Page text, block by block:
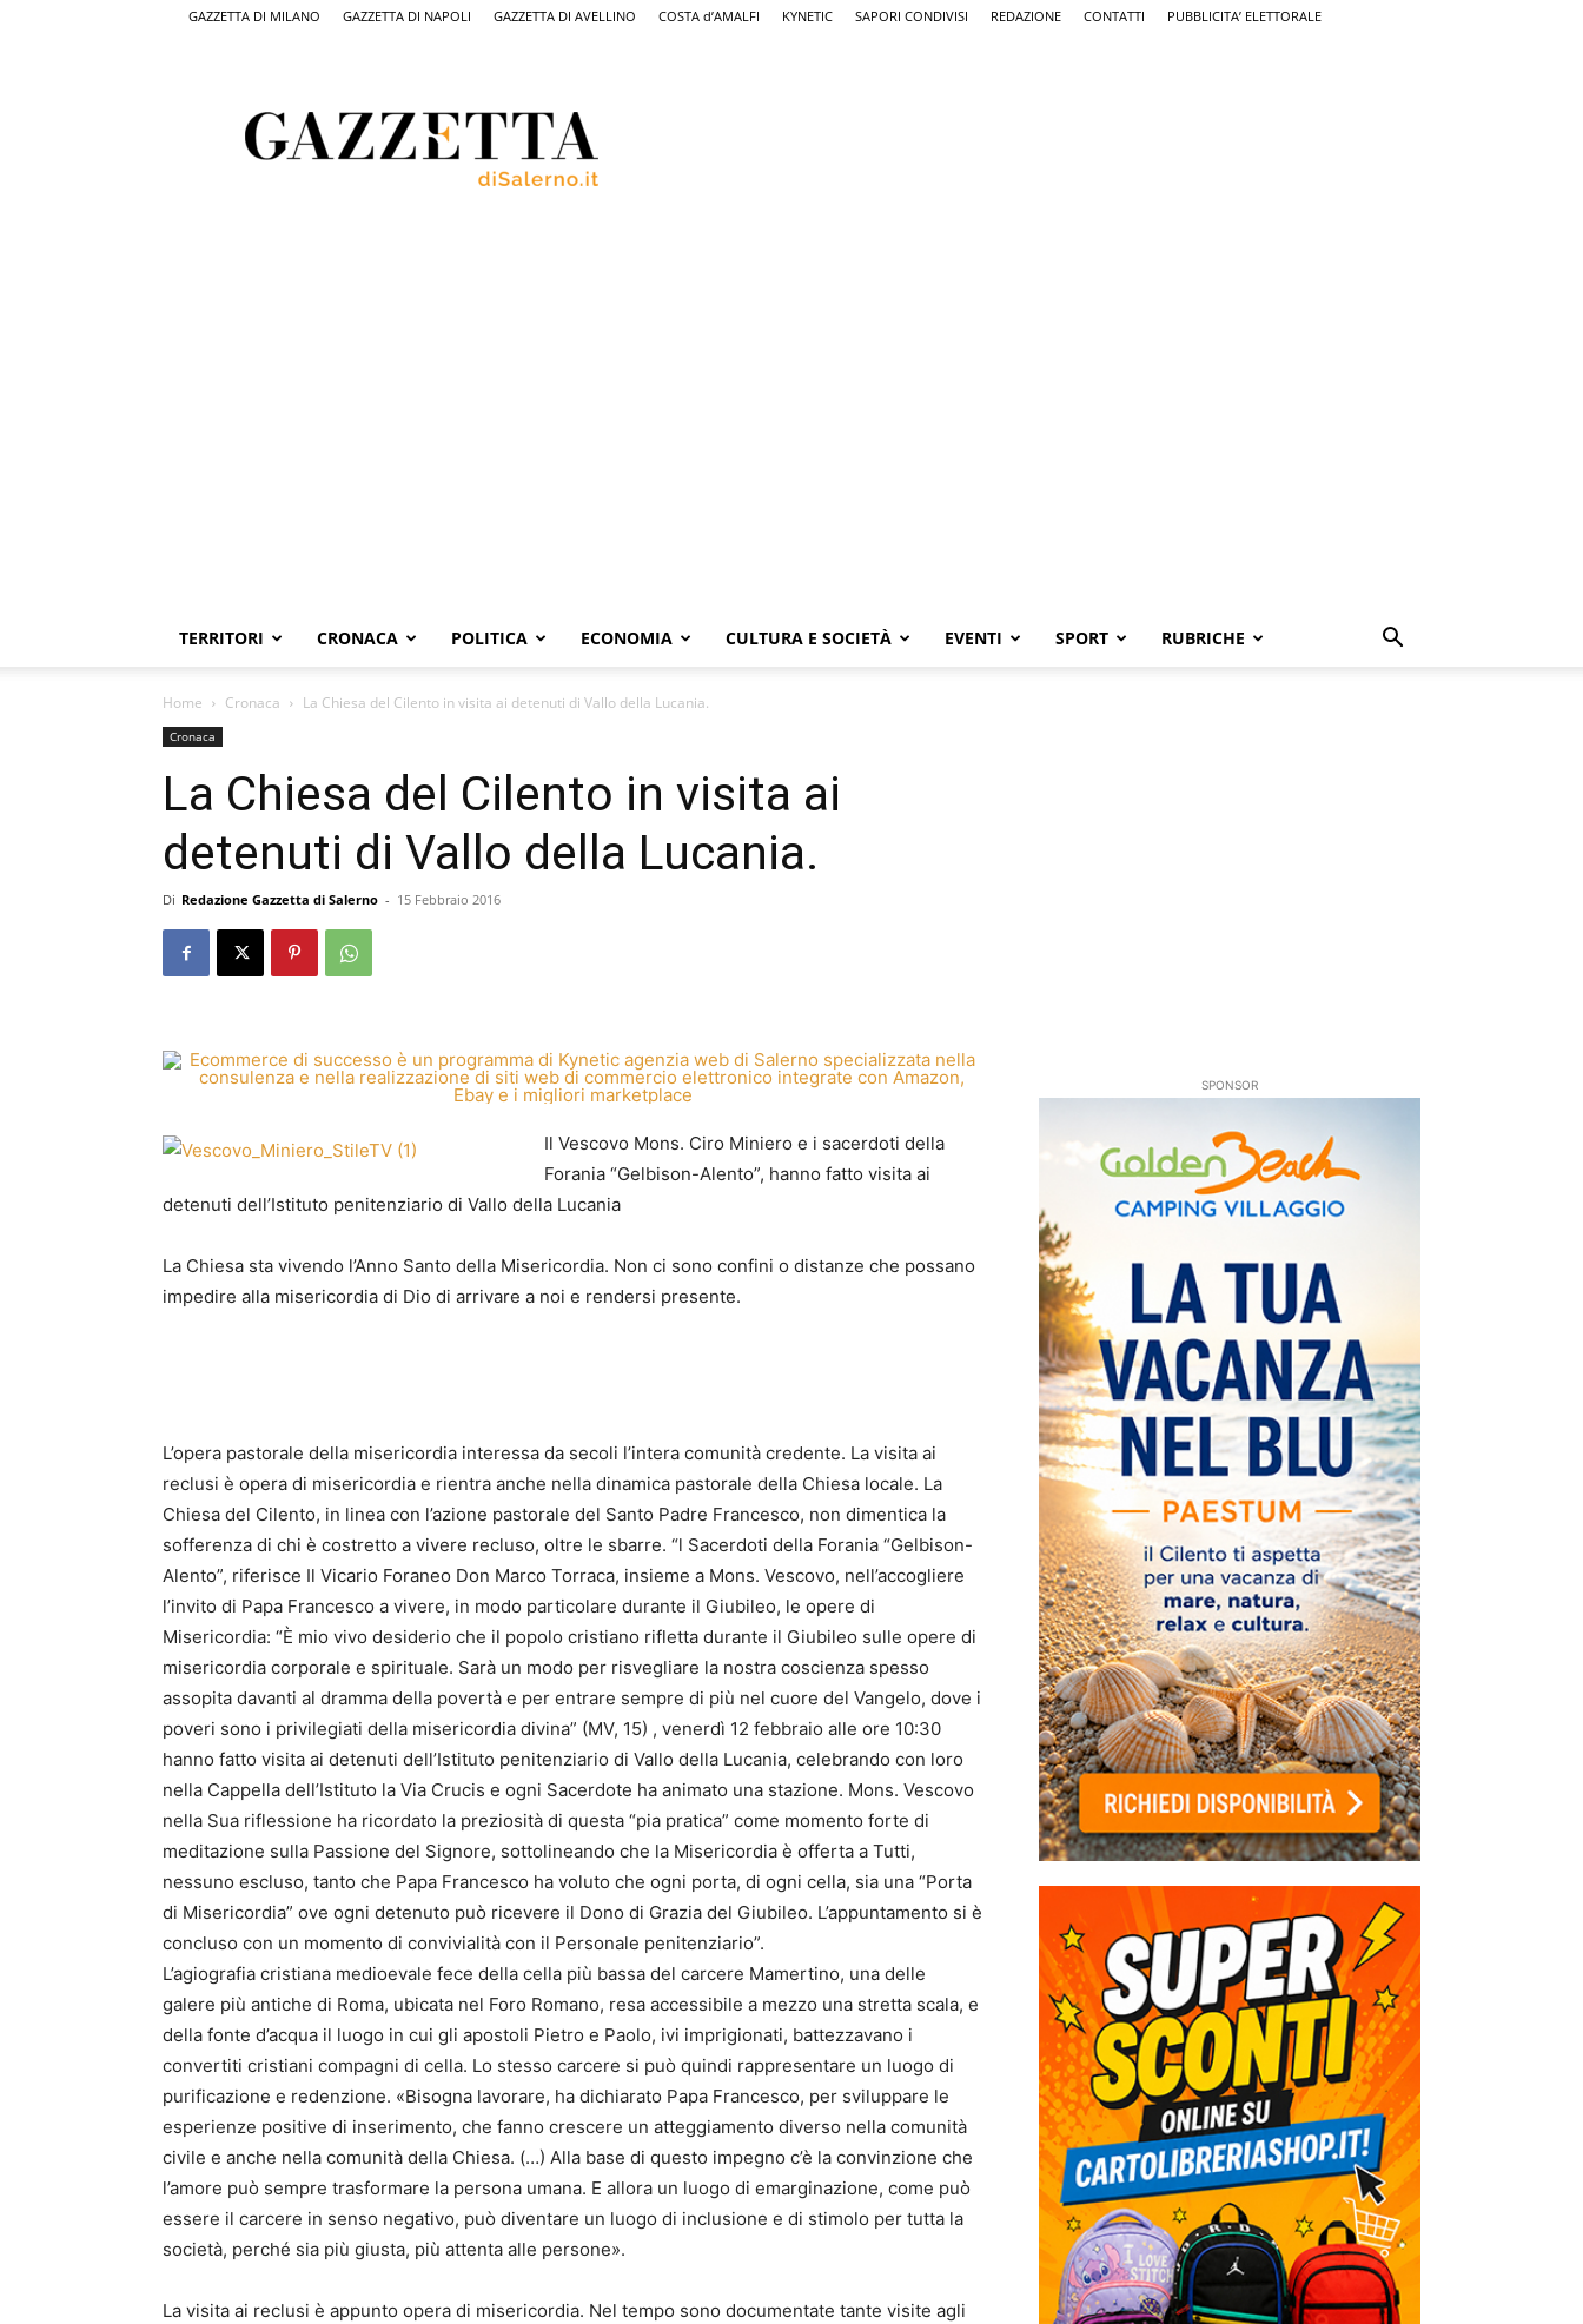
GAZZETTA DI MILANO GAZZETTA DI NAPOLI GAZZETTA DI AVELLINO COSTA d’AMALFI KYNETIC SAPORI CONDIVISI REDAZIONE CONTATTI PUBBLICITA’ ELETTORALE
Salerno,
il
quotidiano
TERRITORI CRONACA POLITICA ECONOMIA CULTURA E SOCIETÀ EVENTI SPORT RUBRICHE
Home Cronaca La Chiesa del Cilento in visita ai detenuti di Vallo della Lucania.
Cronaca
La Chiesa del Cilento in visita ai
detenuti di Vallo della Lucania.
Di Redazione Gazzetta di Salerno - 15 Febbraio 2016
Il Vescovo Mons. Ciro Miniero e i sacerdoti della
Forania “Gelbison-Alento”, hanno fatto visita ai
detenuti dell’Istituto penitenziario di Vallo della Lucania
La Chiesa sta vivendo l’Anno Santo della Misericordia. Non ci sono confini o distanze che possano
impedire alla misericordia di Dio di arrivare a noi e rendersi presente.
L’opera pastorale della misericordia interessa da secoli l’intera comunità credente. La visita ai
reclusi è opera di misericordia e rientra anche nella dinamica pastorale della Chiesa locale. La
Chiesa del Cilento, in linea con l’azione pastorale del Santo Padre Francesco, non dimentica la
sofferenza di chi è costretto a vivere recluso, oltre le sbarre. “l Sacerdoti della Forania “Gelbison-
Alento”, riferisce Il Vicario Foraneo Don Marco Torraca, insieme a Mons. Vescovo, nell’accogliere
l’invito di Papa Francesco a vivere, in modo particolare durante il Giubileo, le opere di
Misericordia: “È mio vivo desiderio che il popolo cristiano rifletta durante il Giubileo sulle opere di
misericordia corporale e spirituale. Sarà un modo per risvegliare la nostra coscienza spesso
assopita davanti al dramma della povertà e per entrare sempre di più nel cuore del Vangelo, dove i
poveri sono i privilegiati della misericordia divina” (MV, 15) , venerdì 12 febbraio alle ore 10:30
hanno fatto visita ai detenuti dell’Istituto penitenziario di Vallo della Lucania, celebrando con loro
nella Cappella dell’Istituto la Via Crucis e ogni Sacerdote ha animato una stazione. Mons. Vescovo
nella Sua riflessione ha ricordato la preziosità di questa “pia pratica” come momento forte di
meditazione sulla Passione del Signore, sottolineando che la Misericordia è offerta a Tutti,
nessuno escluso, tanto che Papa Francesco ha voluto che ogni porta, di ogni cella, sia una “Porta
di Misericordia” ove ogni detenuto può ricevere il Dono di Grazia del Giubileo. L’appuntamento si è
concluso con un momento di convivialità con il Personale penitenziario”.
L’agiografia cristiana medioevale fece della cella più bassa del carcere Mamertino, una delle
galere più antiche di Roma, ubicata nel Foro Romano, resa accessibile a mezzo una stretta scala, e
della fonte d’acqua il luogo in cui gli apostoli Pietro e Paolo, ivi imprigionati, battezzavano i
convertiti cristiani compagni di cella. Lo stesso carcere si può quindi rappresentare un luogo di
purificazione e redenzione. «Bisogna lavorare, ha dichiarato Papa Francesco, per sviluppare le
esperienze positive di inserimento, che fanno crescere un atteggiamento diverso nella comunità
civile e anche nella comunità della Chiesa. (…) Alla base di questo impegno c’è la convinzione che
l’amore può sempre trasformare la persona umana. E allora un luogo di emarginazione, come può
essere il carcere in senso negativo, può diventare un luogo di inclusione e di stimolo per tutta la
società, perché sia più giusta, più attenta alle persone».
La visita ai reclusi è appunto opera di misericordia. Nel tempo sono documentate tante visite agli
SPONSOR